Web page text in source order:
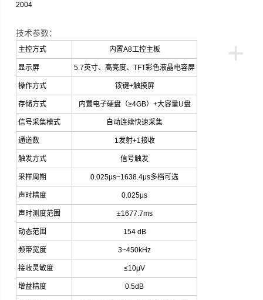
2004
技术参数：
+
主控方式 内置A8工控主板
显示屏 5.7英寸、高亮度、TFT彩色液晶电容屏
操作方式 铵键+触摸屏
存储方式 内置电子硬盘（≥4GB） +大容量U盘
信号采集模式 自动连续快速采集
通道数 1发射+1接收
触发方式 信号触发
采样周期 0.025μs~1638.4μs多档可选
声时精度 0.025μs
声时测度范围 ±1677.7ms
动态范围 154 dB
频带宽度 3~450kHz
接收灵敏度 ≤10μV
增益精度 0.5dB